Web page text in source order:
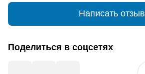
Написать отзыв
Поделиться в соцсетях